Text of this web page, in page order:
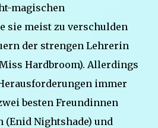
magischen
sie meist zu verschulden
der strengen Lehrerin
Hardbroom). Allerdings
immer
besten Freundinnen
(Enid Nightshade) und